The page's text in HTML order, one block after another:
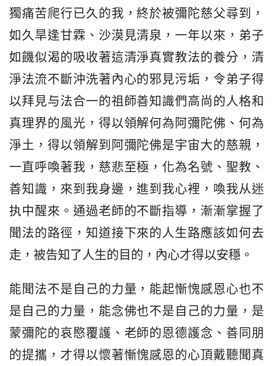
獨痛苦爬行已久的我，終於被彌陀慈父尋到，
如久旱逢甘霖、沙漠見清泉，一年以來，弟子
如饑似渴的吸收著這清淨真實教法的養分，清
淨法流不斷沖洗著內心的邪見污垢，令弟子得
以拜見与法合一的祖師善知識們高尚的人格和
真理界的風光，得以領解何為阿彌陀佛、何為
淨土，得以領解到阿彌陀佛是宇宙大的慈親，
一直呼喚著我，慈悲至極，化為名號、聖教、
善知識，來到我身邊，進到我心裡，喚我从迷
执中醒來。通過老師的不斷指導，漸漸掌握了
聞法的路徑，知道接下來的人生路應該如何去
走，被告知了人生的目的，內心才得以安穩。
能聞法不是自己的力量，能起慚愧感恩心也不
是自己的力量，能念佛也不是自己的力量，是
蒙彌陀的哀愍覆護、老師的恩德護念、善同朋
的提攜，才得以懷著慚愧感恩的心頂戴聽聞真